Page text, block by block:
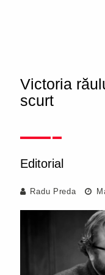
Victoria
scurt
Editorial
Radu Preda